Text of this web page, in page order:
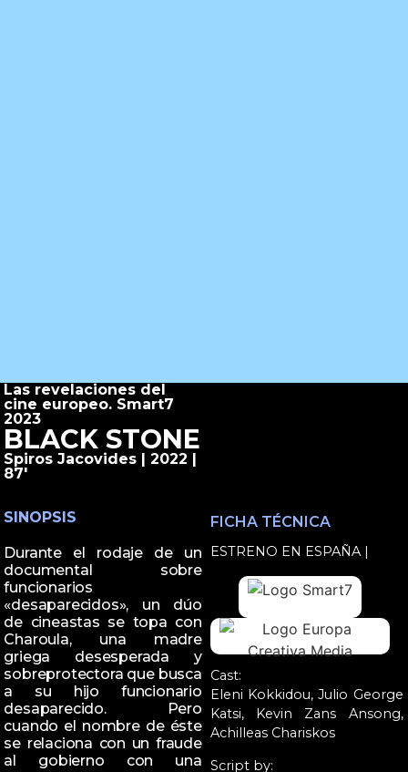
Las revelaciones del
cine europeo. Smart7
2023
BLACK STONE
Spiros Jacovides | 2022 |
87'
SINOPSIS
Durante el rodaje de un
documental sobre
funcionarios
«desaparecidos», un dúo
de cineastas se topa con
Charoula, una madre
griega desesperada y
sobreprotectora que busca
a su hijo funcionario
desaparecido. Pero
cuando el nombre de éste
se relaciona con un fraude
al gobierno con una
FICHA TÉCNICA
ESTRENO EN ESPAÑA |
Cast:
Eleni Kokkidou, Julio George
Katsi, Kevin Zans Ansong,
Achilleas Chariskos
Script by: